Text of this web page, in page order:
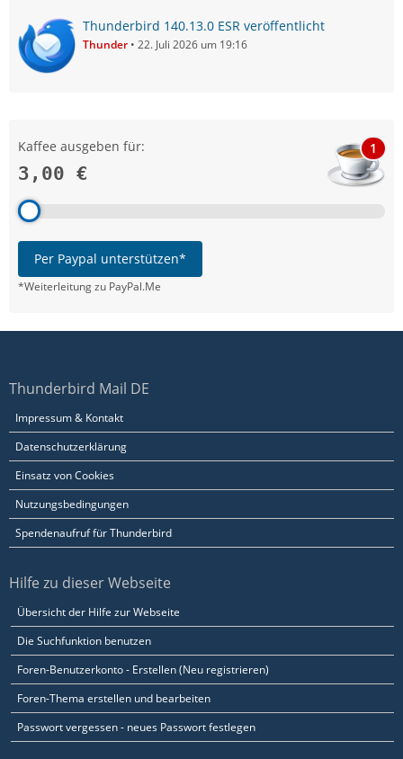
Thunderbird 140.13.0 ESR veröffentlicht
Thunder 22. Juli 2026 um 19:16
Kaffee ausgeben für:
3,00 €
1
Per Paypal unterstützen*
*Weiterleitung zu PayPal.Me
Thunderbird Mail DE
Impressum & Kontakt
Datenschutzerklärung
Einsatz von Cookies
Nutzungsbedingungen
Spendenaufruf für Thunderbird
Hilfe zu dieser Webseite
Übersicht der Hilfe zur Webseite
Die Suchfunktion benutzen
Foren-Benutzerkonto - Erstellen (Neu registrieren)
Foren-Thema erstellen und bearbeiten
Passwort vergessen - neues Passwort festlegen